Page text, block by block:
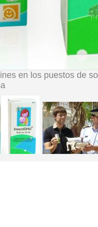
en los puestos de